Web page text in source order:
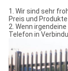
1. Wir sind sehr
Preis und Produkte
2. Wenn
Telefon in